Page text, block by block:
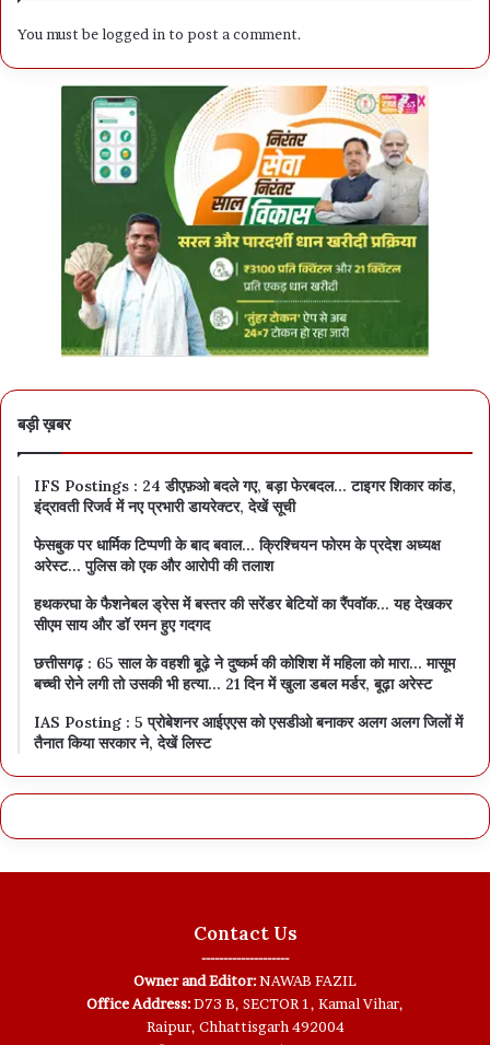
You must belogged into post a comment.
बड़ी ख़बर
IFS Postings : 24 डीएफ़ओ बदले गए, बड़ा फेरबदल… टाइगर शिकार कांड,
इंद्रावती रिजर्व में नए प्रभारी डायरेक्टर, देखें सूची
फेसबुक पर धार्मिक टिप्पणी के बाद बवाल… क्रिश्चियन फोरम के प्रदेश अध्यक्ष
अरेस्ट… पुलिस को एक और आरोपी की तलाश
हथकरघा के फैशनेबल ड्रेस में बस्तर की सरेंडर बेटियों का रैंपवॉक… यह देखकर
सीएम साय और डॉ रमन हुए गदगद
छत्तीसगढ़ : 65 साल के वहशी बूढ़े ने दुष्कर्म की कोशिश में महिला को मारा… मासूम
बच्ची रोने लगी तो उसकी भी हत्या… 21 दिन में खुला डबल मर्डर, बूढ़ा अरेस्ट
IAS Posting : 5 प्रोबेशनर आईएएस को एसडीओ बनाकर अलग अलग जिलों में
तैनात किया सरकार ने, देखें लिस्ट
Contact Us
--------------------
Owner and Editor:NAWAB FAZIL
Office Address:D73 B, SECTOR 1, Kamal Vihar,
Raipur, Chhattisgarh 492004